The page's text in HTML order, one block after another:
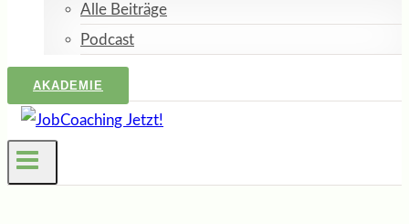
Alle Beiträge
Podcast
AKADEMIE